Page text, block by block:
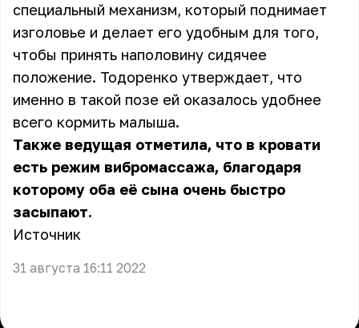
специальный механизм, который поднимает
изголовье и делает его удобным для того,
чтобы принять наполовину сидячее
положение. Тодоренко утверждает, что
именно в такой позе ей оказалось удобнее
всего кормить малыша.
Также ведущая отметила, что в кровати
есть режим вибромассажа, благодаря
которому оба её сына очень быстро
засыпают.
Источник
31 августа 16:11 2022